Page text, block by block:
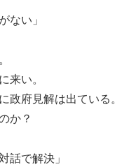
ない」
来い。
政府見解は出ている。
か？
話で解決」